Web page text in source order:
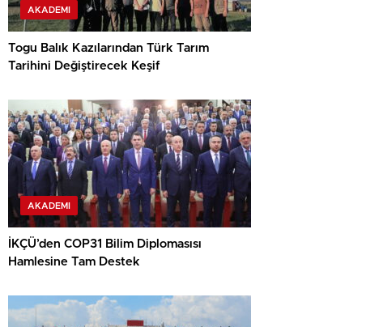
AKADEMI
Togu Balık Kazılarından Türk Tarım
Tarihini Değiştirecek Keşif
AKADEMI
İKÇÜ’den COP31 Bilim Diplomasısı
Hamlesine Tam Destek